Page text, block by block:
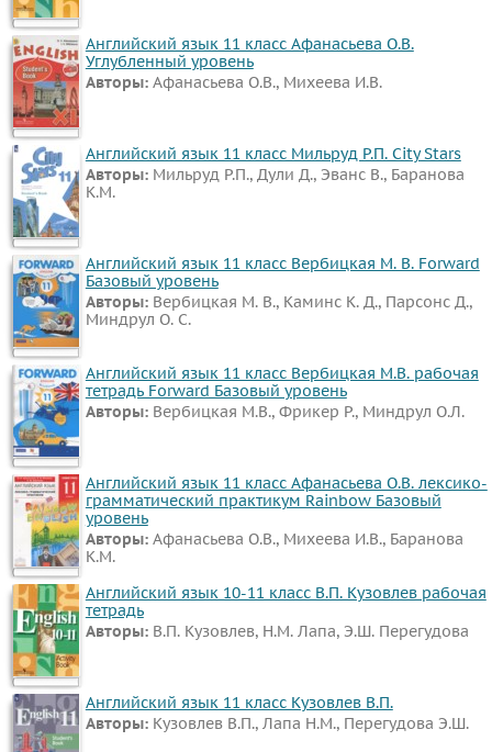
Английский язык 11 класс Афанасьева О.В.
Углубленный уровень
Авторы: Афанасьева О.В., Михеева И.В.
Английский язык 11 класс Мильруд Р.П. City Stars
Авторы: Мильруд Р.П., Дули Д., Эванс В., Баранова
К.М.
Английский язык 11 класс Вербицкая М. В. Forward
Базовый уровень
Авторы: Вербицкая М. В., Каминс К. Д., Парсонс Д.,
Миндрул О. С.
Английский язык 11 класс Вербицкая М.В. рабочая
тетрадь Forward Базовый уровень
Авторы: Вербицкая М.В., Фрикер Р., Миндрул О.Л.
Английский язык 11 класс Афанасьева О.В. лексико-
грамматический практикум Rainbow Базовый
уровень
Авторы: Афанасьева О.В., Михеева И.В., Баранова
К.М.
Английский язык 10-11 класс В.П. Кузовлев рабочая
тетрадь
Авторы: В.П. Кузовлев, Н.М. Лапа, Э.Ш. Перегудова
Английский язык 11 класс Кузовлев В.П.
Авторы: Кузовлев В.П., Лапа Н.М., Перегудова Э.Ш.